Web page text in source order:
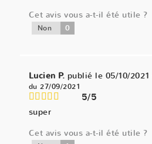
Cet avis vous a-t-il été utile ?
Non 0
Lucien P. publié le 05/10/2021
du 27/09/2021
5/5
super
Cet avis vous a-t-il été utile ?